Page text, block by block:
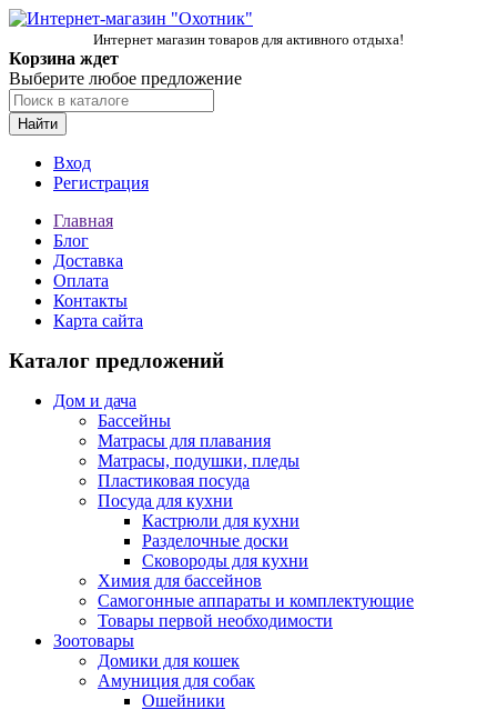
Интернет магазин товаров для активного отдыха!
Корзина ждет
Выберите любое предложение
Найти
Вход
Регистрация
Главная
Блог
Доставка
Оплата
Контакты
Карта сайта
Каталог предложений
Дом и дача
Бассейны
Матрасы для плавания
Матрасы, подушки, пледы
Пластиковая посуда
Посуда для кухни
Кастрюли для кухни
Разделочные доски
Сковороды для кухни
Химия для бассейнов
Самогонные аппараты и комплектующие
Товары первой необходимости
Зоотовары
Домики для кошек
Амуниция для собак
Ошейники